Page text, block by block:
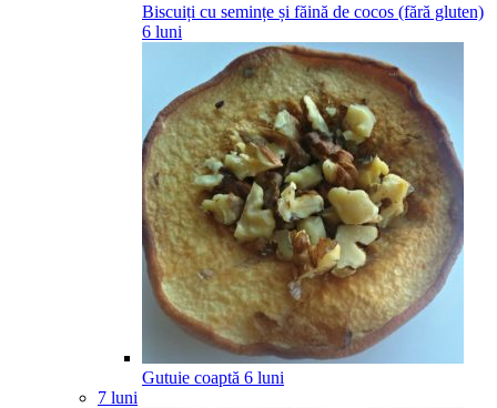
Biscuiți cu semințe și făină de cocos (fără gluten)
6 luni
Gutuie coaptă 6 luni
7 luni